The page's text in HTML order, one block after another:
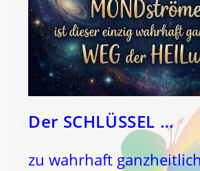
Der SCHLÜSSEL …
zu wahrhaft